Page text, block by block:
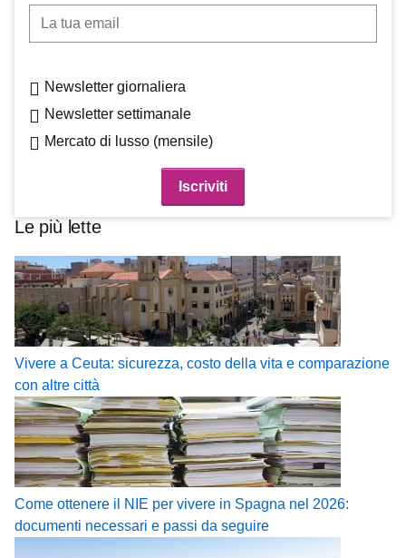
La tua email
Newsletter giornaliera
Newsletter settimanale
Mercato di lusso (mensile)
Le più lette
Vivere a Ceuta: sicurezza, costo della vita e comparazione
con altre città
Come ottenere il NIE per vivere in Spagna nel 2026:
documenti necessari e passi da seguire